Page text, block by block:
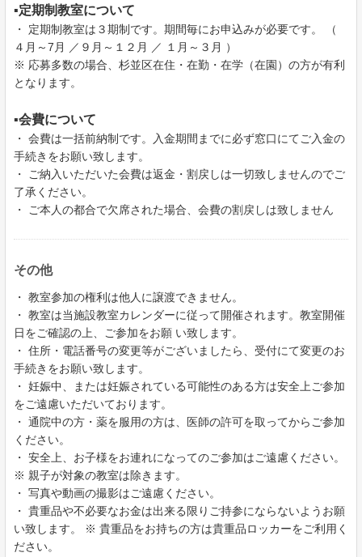
▪定期制教室について
・ 定期制教室は３期制です。期間毎にお申込みが必要です。 （
４月～7月 ／９月～１２月 ／ １月～３月 ）
※ 応募多数の場合、杉並区在住・在勤・在学（在園）の方が有利
となります。
▪会費について
・ 会費は一括前納制です。入金期間までに必ず窓口にてご入金の
手続きをお願い致します。
・ ご納入いただいた会費は返金・割戻しは一切致しませんのでご
了承ください。
・ ご本人の都合で欠席された場合、会費の割戻しは致しません
その他
・ 教室参加の権利は他人に譲渡できません。
・ 教室は当施設教室カレンダーに従って開催されます。教室開催
日をご確認の上、ご参加をお願 い致します。
・ 住所・電話番号の変更等がございましたら、受付にて変更のお
手続きをお願い致します。
・ 妊娠中、または妊娠されている可能性のある方は安全上ご参加
をご遠慮いただいております。
・ 通院中の方・薬を服用の方は、医師の許可を取ってからご参加
ください。
・ 安全上、お子様をお連れになってのご参加はご遠慮ください。
※ 親子が対象の教室は除きます。
・ 写真や動画の撮影はご遠慮ください。
・ 貴重品や不必要なお金は出来る限りご持参にならないようお願
い致します。 ※ 貴重品をお持ちの方は貴重品ロッカーをご利用く
ださい。